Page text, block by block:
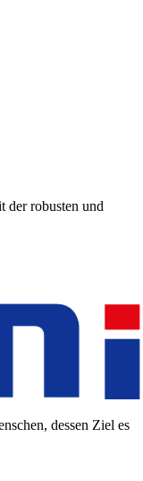
der robusten und
dessen Ziel es